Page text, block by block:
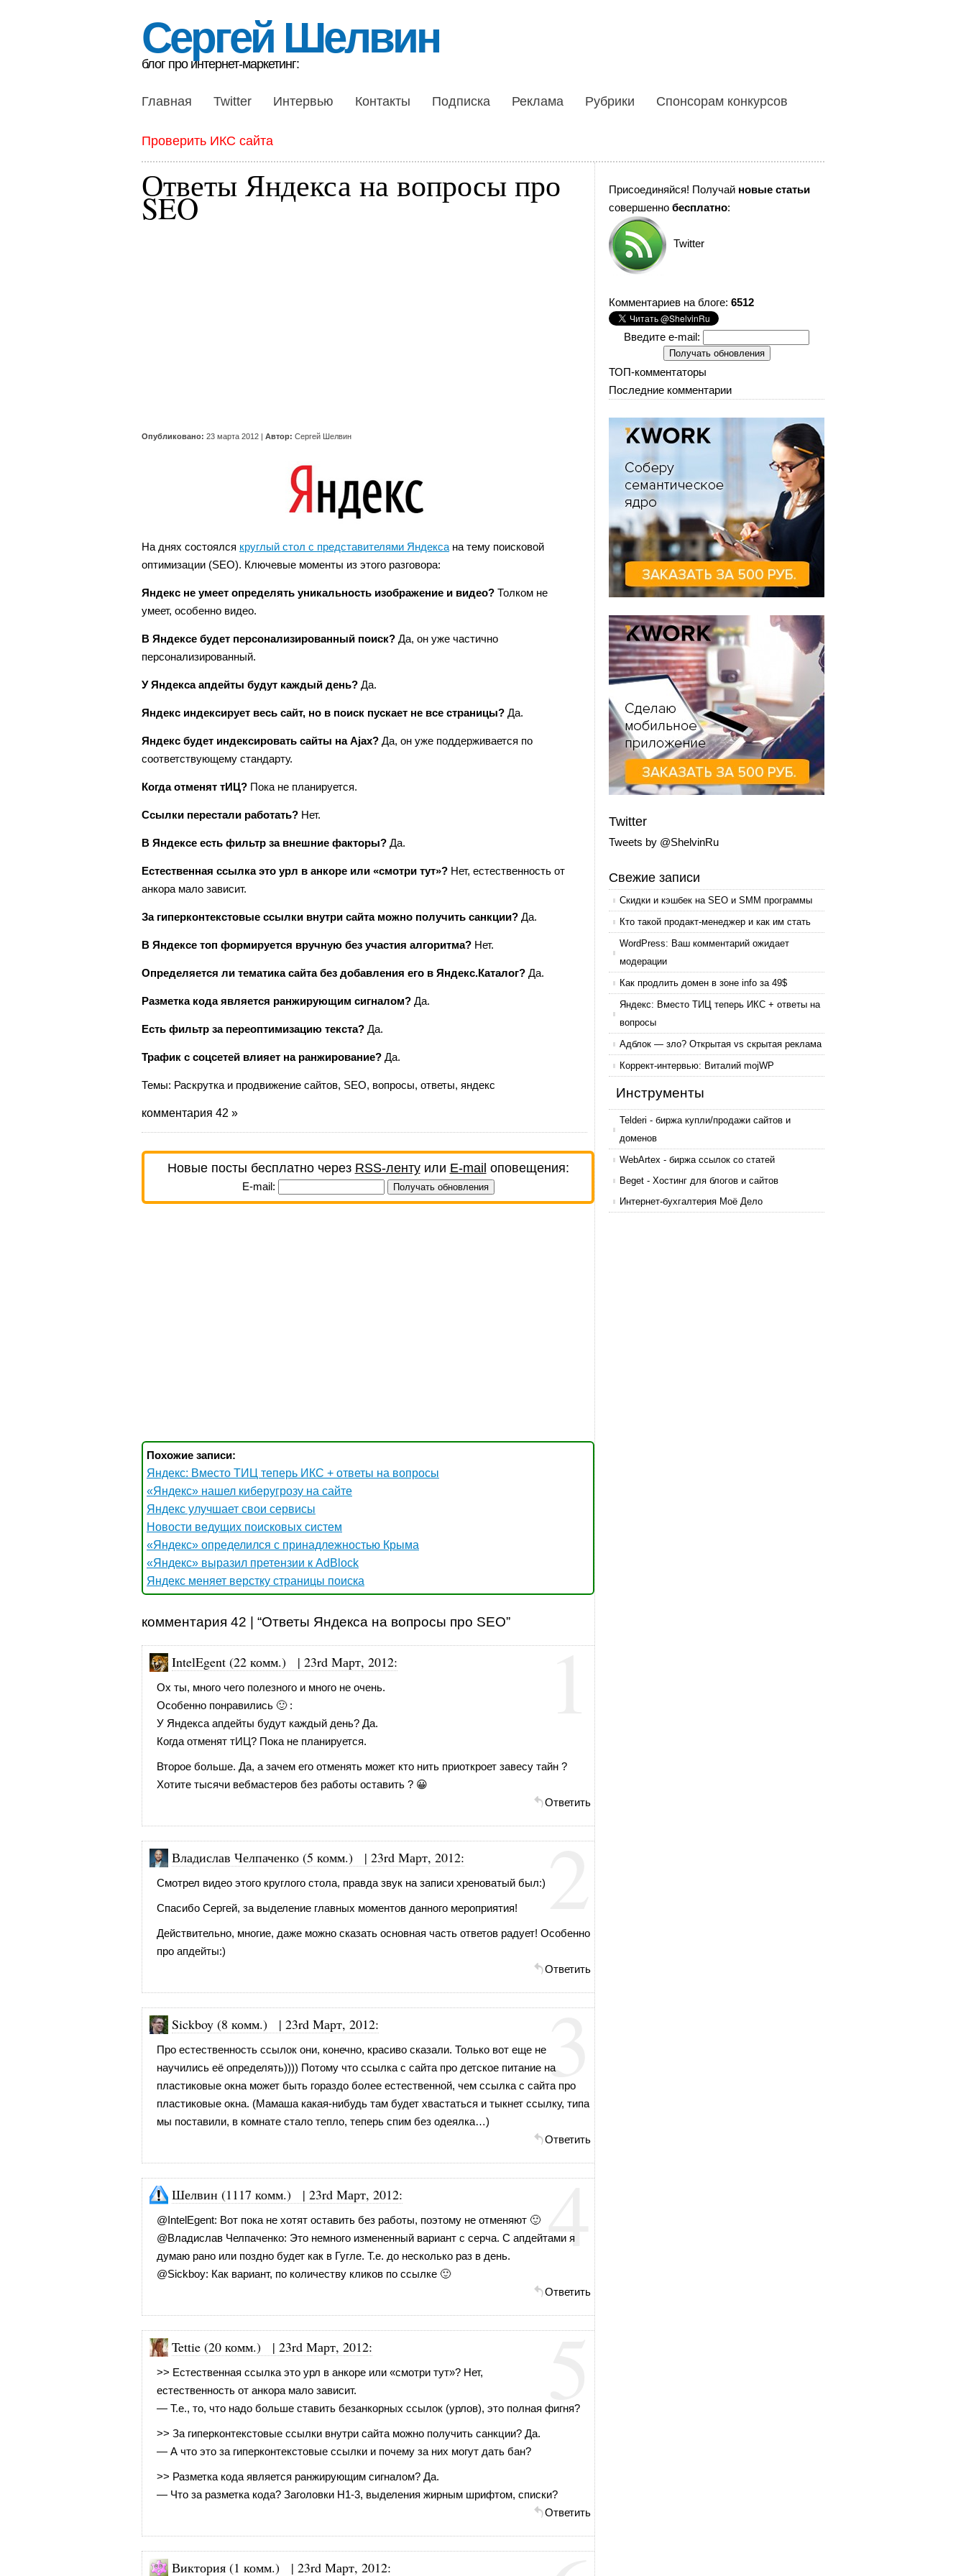
Сергей Шелвин
блог про интернет-маркетинг:
Главная Twitter Интервью Контакты Подписка Реклама Рубрики Спонсорам конкурсов
Проверить ИКС сайта
Ответы Яндекса на вопросы про
SEO
Опубликовано: 23 марта 2012 | Автор: Сергей Шелвин
На днях состоялся круглый стол с представителями Яндекса на тему поисковой
оптимизации (SEO). Ключевые моменты из этого разговора:
Яндекс не умеет определять уникальность изображение и видео? Толком не
умеет, особенно видео.
В Яндексе будет персонализированный поиск? Да, он уже частично
персонализированный.
У Яндекса апдейты будут каждый день? Да.
Яндекс индексирует весь сайт, но в поиск пускает не все страницы? Да.
Яндекс будет индексировать сайты на Ajax? Да, он уже поддерживается по
соответствующему стандарту.
Когда отменят тИЦ? Пока не планируется.
Ссылки перестали работать? Нет.
В Яндексе есть фильтр за внешние факторы? Да.
Естественная ссылка это урл в анкоре или «смотри тут»? Нет, естественность от
анкора мало зависит.
За гиперконтекстовые ссылки внутри сайта можно получить санкции? Да.
В Яндексе топ формируется вручную без участия алгоритма? Нет.
Определяется ли тематика сайта без добавления его в Яндекс.Каталог? Да.
Разметка кода является ранжирующим сигналом? Да.
Есть фильтр за переоптимизацию текста? Да.
Трафик с соцсетей влияет на ранжирование? Да.
Темы: Раскрутка и продвижение сайтов, SEO, вопросы, ответы, яндекс
комментария 42 »
Новые посты бесплатно через RSS-лентуили E-mail оповещения:
E-mail:
Похожие записи:
Яндекс: Вместо ТИЦ теперь ИКС + ответы на вопросы
«Яндекс» нашел киберугрозу на сайте
Яндекс улучшает свои сервисы
Новости ведущих поисковых систем
«Яндекс» определился с принадлежностью Крыма
«Яндекс» выразил претензии к AdBlock
Яндекс меняет верстку страницы поиска
комментария 42 | “Ответы Яндекса на вопросы про SEO”
1
IntelEgent (22 комм.) | 23rd Март, 2012:
Ох ты, много чего полезного и много не очень.
Особенно понравились 🙂 :
У Яндекса апдейты будут каждый день? Да.
Когда отменят тИЦ? Пока не планируется.
Второе больше. Да, а зачем его отменять может кто нить приоткроет завесу тайн ?
Хотите тысячи вебмастеров без работы оставить ? 😀
Ответить
2
Владислав Челпаченко (5 комм.) | 23rd Март, 2012:
Смотрел видео этого круглого стола, правда звук на записи хреноватый был:)
Спасибо Сергей, за выделение главных моментов данного мероприятия!
Действительно, многие, даже можно сказать основная часть ответов радует! Особенно
про апдейты:)
Ответить
3
Sickboy (8 комм.) | 23rd Март, 2012:
Про естественность ссылок они, конечно, красиво сказали. Только вот еще не
научились её определять)))) Потому что ссылка с сайта про детское питание на
пластиковые окна может быть гораздо более естественной, чем ссылка с сайта про
пластиковые окна. (Мамаша какая-нибудь там будет хвастаться и тыкнет ссылку, типа
мы поставили, в комнате стало тепло, теперь спим без одеялка…)
Ответить
4
Шелвин (1117 комм.) | 23rd Март, 2012:
@IntelEgent: Вот пока не хотят оставить без работы, поэтому не отменяют 🙂
@Владислав Челпаченко: Это немного измененный вариант с серча. С апдейтами я
думаю рано или поздно будет как в Гугле. Т.е. до несколько раз в день.
@Sickboy: Как вариант, по количеству кликов по ссылке 🙂
Ответить
5
Tettie (20 комм.) | 23rd Март, 2012:
>> Естественная ссылка это урл в анкоре или «смотри тут»? Нет,
естественность от анкора мало зависит.
— Т.е., то, что надо больше ставить безанкорных ссылок (урлов), это полная фигня?
>> За гиперконтекстовые ссылки внутри сайта можно получить санкции? Да.
— А что это за гиперконтекстовые ссылки и почему за них могут дать бан?
>> Разметка кода является ранжирующим сигналом? Да.
— Что за разметка кода? Заголовки H1-3, выделения жирным шрифтом, списки?
Ответить
Виктория (1 комм.) | 23rd Март, 2012:
Присоединяйся! Получай новые статьи
совершенно бесплатно:
Twitter
Комментариев на блоге: 6512
Введите e-mail:
ТОП-комментаторы
Последние комментарии
Twitter
Tweets by @ShelvinRu
Свежие записи
Скидки и кэшбек на SEO и SMM программы
Кто такой продакт-менеджер и как им стать
WordPress: Ваш комментарий ожидает
модерации
Как продлить домен в зоне info за 49$
Яндекс: Вместо ТИЦ теперь ИКС + ответы на
вопросы
Адблок — зло? Открытая vs скрытая реклама
Коррект-интервью: Виталий mojWP
Инструменты
Telderi - биржа купли/продажи сайтов и
доменов
WebArtex - биржа ссылок со статей
Beget - Хостинг для блогов и сайтов
Интернет-бухгалтерия Моё Дело